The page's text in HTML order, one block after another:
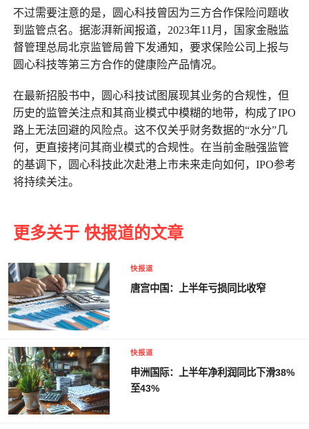
不过需要注意的是，圆心科技曾因为三方合作保险问题收
到监管点名。据澎湃新闻报道，2023年11月，国家金融监
督管理总局北京监管局曾下发通知，要求保险公司上报与
圆心科技等第三方合作的健康险产品情况。
在最新招股书中，圆心科技试图展现其业务的合规性，但
历史的监管关注点和其商业模式中模糊的地带，构成了IPO
路上无法回避的风险点。这不仅关乎财务数据的“水分”几
何，更直接拷问其商业模式的合规性。在当前金融强监管
的基调下，圆心科技此次赴港上市未来走向如何，IPO参考
将持续关注。
更多关于 快报道的文章
快报道
唐宫中国：上半年亏损同比收窄
快报道
申洲国际：上半年净利润同比下滑38%
至43%